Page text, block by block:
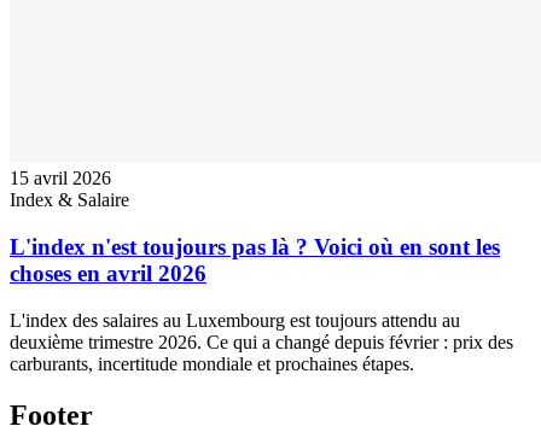
15 avril 2026
Index & Salaire
L'index n'est toujours pas là ? Voici où en sont les
choses en avril 2026
L'index des salaires au Luxembourg est toujours attendu au
deuxième trimestre 2026. Ce qui a changé depuis février : prix des
carburants, incertitude mondiale et prochaines étapes.
Footer